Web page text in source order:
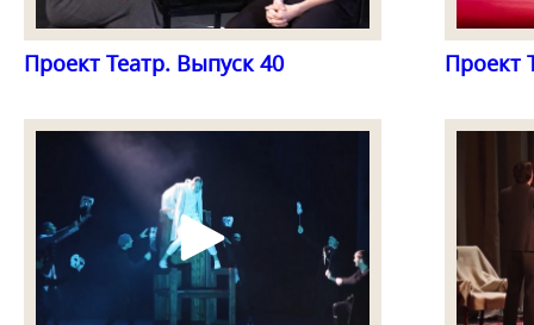
Проект Театр. Выпуск 40 Проект